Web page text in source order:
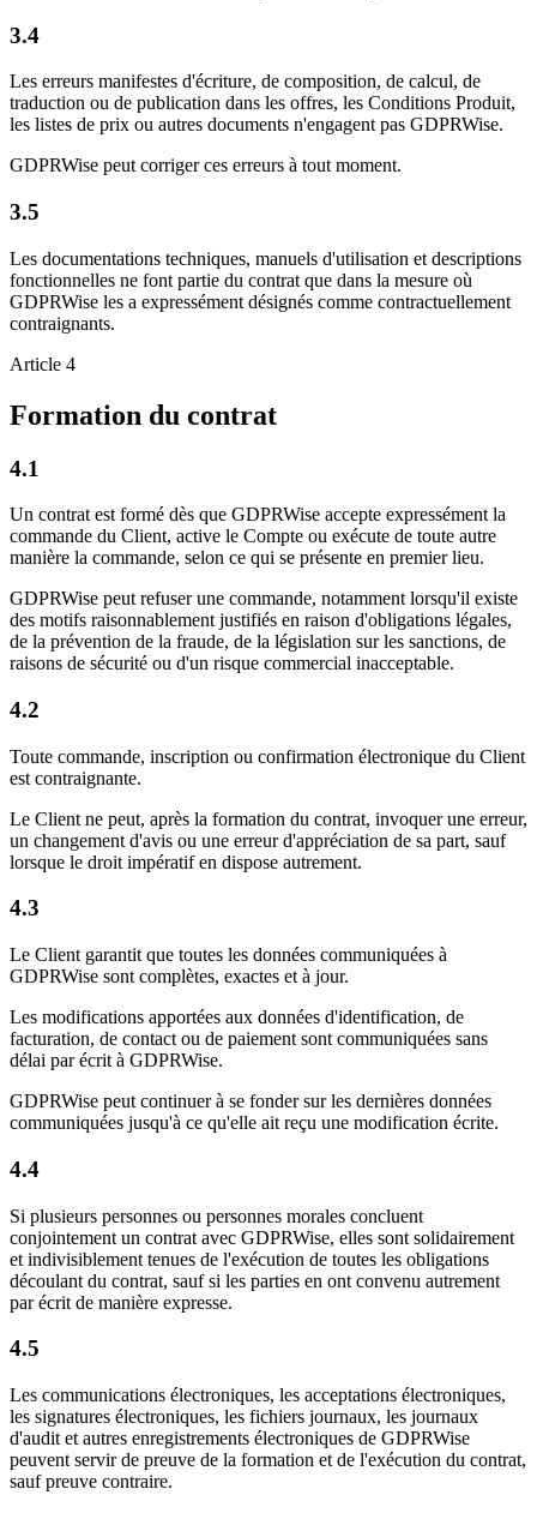
3.4
Les erreurs manifestes d'écriture, de composition, de calcul, de
traduction ou de publication dans les offres, les Conditions Produit,
les listes de prix ou autres documents n'engagent pas GDPRWise.
GDPRWise peut corriger ces erreurs à tout moment.
3.5
Les documentations techniques, manuels d'utilisation et descriptions
fonctionnelles ne font partie du contrat que dans la mesure où
GDPRWise les a expressément désignés comme contractuellement
contraignants.
Article 4
Formation du contrat
4.1
Un contrat est formé dès que GDPRWise accepte expressément la
commande du Client, active le Compte ou exécute de toute autre
manière la commande, selon ce qui se présente en premier lieu.
GDPRWise peut refuser une commande, notamment lorsqu'il existe
des motifs raisonnablement justifiés en raison d'obligations légales,
de la prévention de la fraude, de la législation sur les sanctions, de
raisons de sécurité ou d'un risque commercial inacceptable.
4.2
Toute commande, inscription ou confirmation électronique du Client
est contraignante.
Le Client ne peut, après la formation du contrat, invoquer une erreur,
un changement d'avis ou une erreur d'appréciation de sa part, sauf
lorsque le droit impératif en dispose autrement.
4.3
Le Client garantit que toutes les données communiquées à
GDPRWise sont complètes, exactes et à jour.
Les modifications apportées aux données d'identification, de
facturation, de contact ou de paiement sont communiquées sans
délai par écrit à GDPRWise.
GDPRWise peut continuer à se fonder sur les dernières données
communiquées jusqu'à ce qu'elle ait reçu une modification écrite.
4.4
Si plusieurs personnes ou personnes morales concluent
conjointement un contrat avec GDPRWise, elles sont solidairement
et indivisiblement tenues de l'exécution de toutes les obligations
découlant du contrat, sauf si les parties en ont convenu autrement
par écrit de manière expresse.
4.5
Les communications électroniques, les acceptations électroniques,
les signatures électroniques, les fichiers journaux, les journaux
d'audit et autres enregistrements électroniques de GDPRWise
peuvent servir de preuve de la formation et de l'exécution du contrat,
sauf preuve contraire.